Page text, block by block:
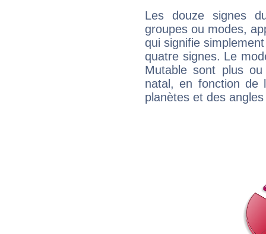
Les douze signes
groupes ou modes,
qui signifie
quatre signes. Le
Mutable sont plus
natal, en fonction de
planètes et des